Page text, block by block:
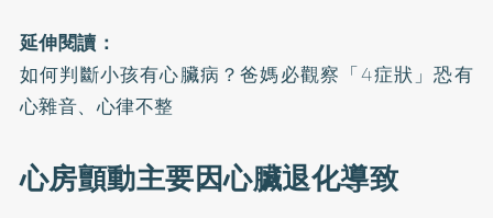
延伸閱讀：
如何判斷小孩有心臟病？爸媽必觀察「4症狀」恐有
心雜音、心律不整
心房顫動主要因心臟退化導致